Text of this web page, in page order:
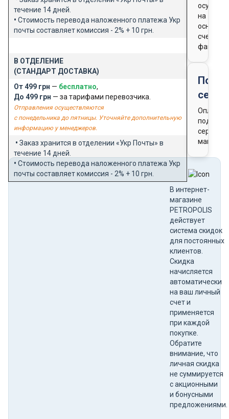
течение 14 дней.
• Стоимость перевода наложенного платежа Укр
почты составляет комиссия - 2% + 10 грн.
В ОТДЕЛЕНИЕ
(СТАНДАРТ ДОСТАВКА)
От 499 грн — бесплатно,
До 499 грн — за тарифами перевозчика.
Отправления осуществляются
с понедельника до пятницы. Уточняйте дополнительную
информацию у менеджеров.
• Заказ хранится в отделении «Укр Почты» в
течение 14 дней.
• Стоимость перевода наложенного платежа Укр
почты составляет комиссия - 2% + 10 грн.
на
счета-
фактуры
Оплата
В интернет-
магазине
PETROPOLIS
действует
система скидок
для постоянных
клиентов.
Скидка
начисляется
автоматически
на ваш личный
счет и
применяется
при каждой
покупке.
Обратите
внимание, что
личная скидка
не суммируется
с акционными
и бонусными
предложениями.